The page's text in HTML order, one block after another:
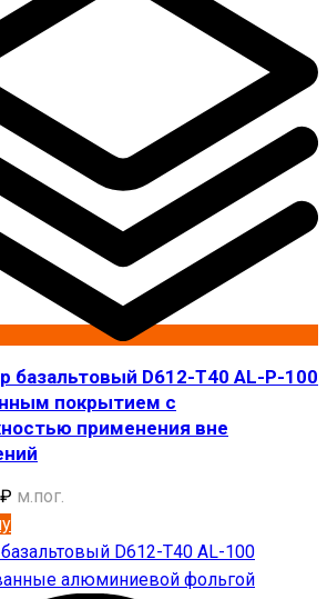
базальтовый D612-T40 AL-P-100
покрытием с
применения вне
₽ м.пог.